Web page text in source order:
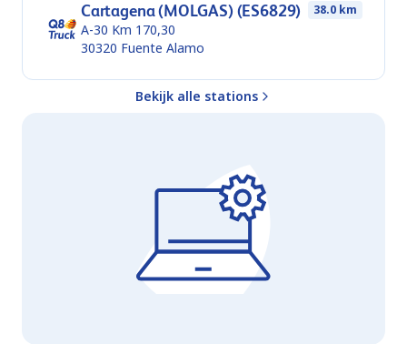
Cartagena (MOLGAS) (ES6829) 38.0 km
A-30 Km 170,30
30320 Fuente Alamo
Bekijk alle stations